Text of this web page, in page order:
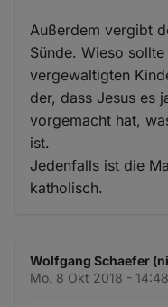
Außerdem vergibt
Sünde. Wieso
vergewaltigten
der, dass Jesus es
vorgemacht hat,
ist.
Jedenfalls ist die
katholisch.
Wolfgang Schaefer
Mo. 8 Okt 2018 - 14:48